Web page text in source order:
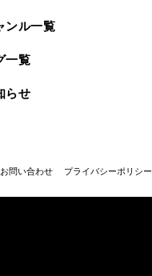
ンル一覧
一覧
らせ
お問い合わせ プライバシーポリシー